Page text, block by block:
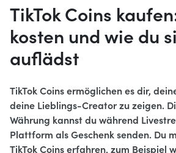
TikTok Coins
kosten und wie du
auflädst
TikTok Coins ermöglichen es dir,
deine Lieblings-Creator zu zeigen.
Währung kannst du während
Plattform als Geschenk senden. Du
TikTok Coins erfahren, zum Beispiel